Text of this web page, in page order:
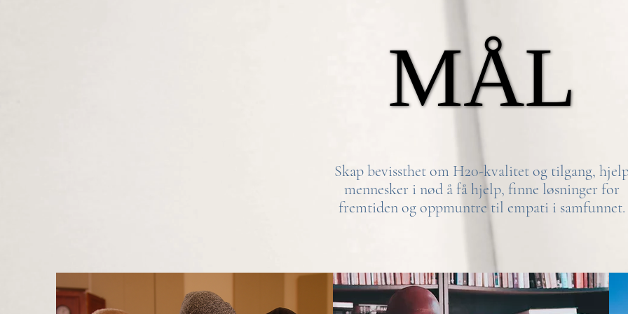
MÅL
MÅL
Skap bevissthet om H20-kvalitet og tilgang,
mennesker i nød å få hjelp, finne løsninger for
fremtiden og oppmuntre til empati i samfunnet.